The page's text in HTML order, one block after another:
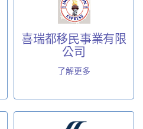
喜瑞都移民事業有限
公司
了解更多